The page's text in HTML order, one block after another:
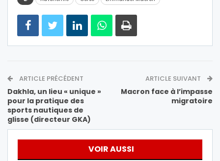
ARTICLE PRÉCÉDENT
Dakhla, un lieu « unique »
pour la pratique des
sports nautiques de
glisse (directeur GKA)
ARTICLE SUIVANT
Macron face à l’impasse
migratoire
VOIR AUSSI